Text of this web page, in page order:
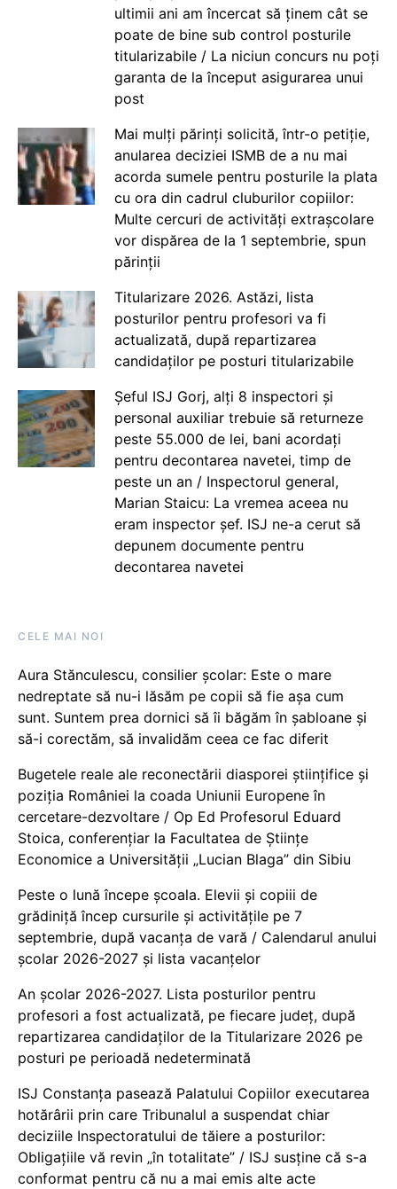
ultimii ani am încercat să ținem cât se
poate de bine sub control posturile
titularizabile / La niciun concurs nu poți
garanta de la început asigurarea unui
post
Mai mulți părinți solicită, într-o petiție,
anularea deciziei ISMB de a nu mai
acorda sumele pentru posturile la plata
cu ora din cadrul cluburilor copiilor:
Multe cercuri de activități extrașcolare
vor dispărea de la 1 septembrie, spun
părinții
Titularizare 2026. Astăzi, lista
posturilor pentru profesori va fi
actualizată, după repartizarea
candidaților pe posturi titularizabile
Șeful ISJ Gorj, alți 8 inspectori și
personal auxiliar trebuie să returneze
peste 55.000 de lei, bani acordați
pentru decontarea navetei, timp de
peste un an / Inspectorul general,
Marian Staicu: La vremea aceea nu
eram inspector șef. ISJ ne-a cerut să
depunem documente pentru
decontarea navetei
CELE MAI NOI
Aura Stănculescu, consilier școlar: Este o mare
nedreptate să nu-i lăsăm pe copii să fie așa cum
sunt. Suntem prea dornici să îi băgăm în șabloane și
să-i corectăm, să invalidăm ceea ce fac diferit
Bugetele reale ale reconectării diasporei științifice și
poziția României la coada Uniunii Europene în
cercetare-dezvoltare / Op Ed Profesorul Eduard
Stoica, conferențiar la Facultatea de Științe
Economice a Universității „Lucian Blaga” din Sibiu
Peste o lună începe școala. Elevii și copiii de
grădiniță încep cursurile și activitățile pe 7
septembrie, după vacanța de vară / Calendarul anului
școlar 2026-2027 și lista vacanțelor
An școlar 2026-2027. Lista posturilor pentru
profesori a fost actualizată, pe fiecare județ, după
repartizarea candidaților de la Titularizare 2026 pe
posturi pe perioadă nedeterminată
ISJ Constanța pasează Palatului Copiilor executarea
hotărârii prin care Tribunalul a suspendat chiar
deciziile Inspectoratului de tăiere a posturilor:
Obligațiile vă revin „în totalitate” / ISJ susține că s-a
conformat pentru că nu a mai emis alte acte